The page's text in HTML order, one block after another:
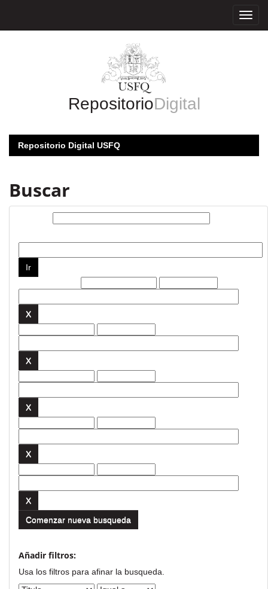
RepositorioDigital
Repositorio Digital USFQ
Buscar
Comenzar nueva busqueda
Añadir filtros:
Usa los filtros para afinar la busqueda.